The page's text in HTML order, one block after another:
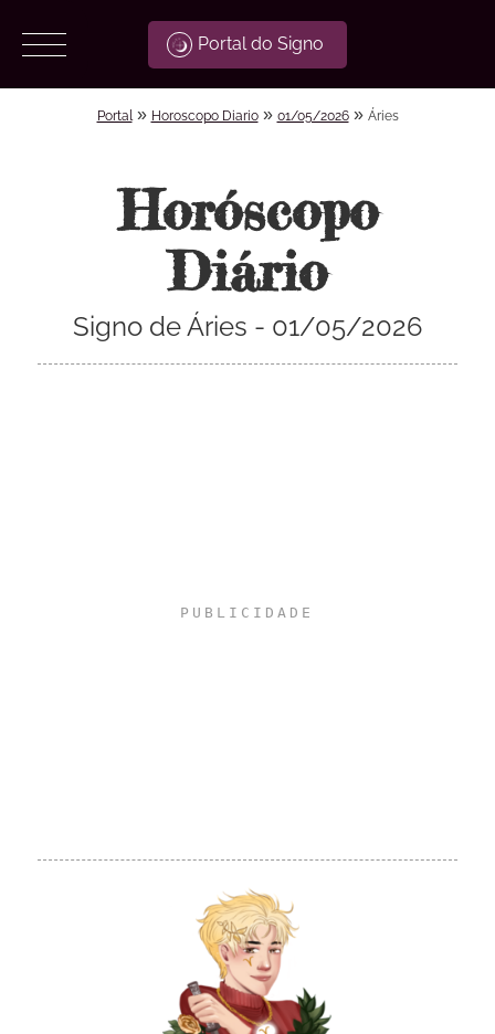
Portal do Signo
Portal » Horoscopo Diario» 01/05/2026» Áries
Horóscopo
Diário
Signo de Áries - 01/05/2026